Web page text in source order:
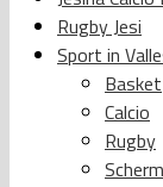
Rugby Jesi
Sport in
Basket
Calcio
Rugby